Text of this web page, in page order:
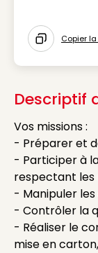
Icon copy
Copier
Descriptif
Vos missions :
- Préparer et
- Participer à
respectant les
- Manipuler
- Contrôler la
- Réaliser le
mise en